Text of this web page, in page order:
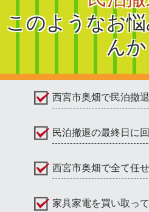
このようなお
んか
西宮市奥畑で民泊撤
民泊撤退の最終日に
西宮市奥畑で全て任
家具家電を買い取っ